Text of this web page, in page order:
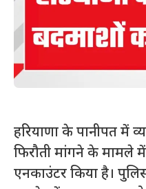
हरियाणा के पानीपत में
फिरौती मांगने के मामले
एनकाउंटर किया है।